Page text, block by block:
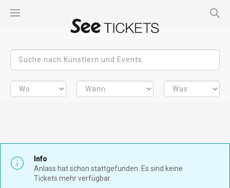
Info
Anlass hat schon stattgefunden. Es sind keine
Tickets mehr verfügbar.